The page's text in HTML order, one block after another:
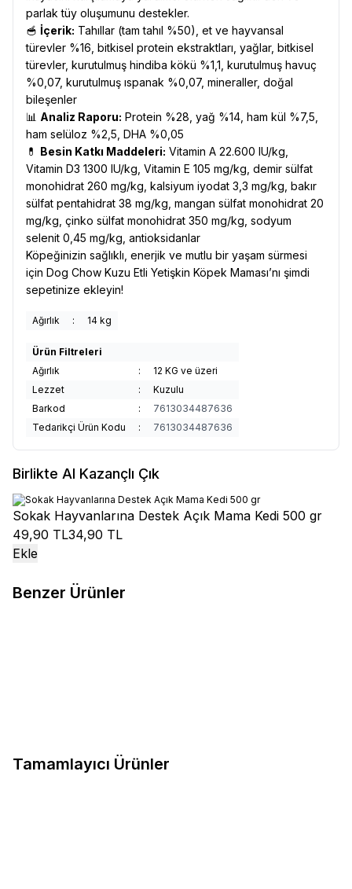
parlak tüy oluşumunu destekler.
🥣 İçerik: Tahıllar (tam tahıl %50), et ve hayvansal
türevler %16, bitkisel protein ekstraktları, yağlar, bitkisel
türevler, kurutulmuş hindiba kökü %1,1, kurutulmuş havuç
%0,07, kurutulmuş ıspanak %0,07, mineraller, doğal
bileşenler
📊 Analiz Raporu: Protein %28, yağ %14, ham kül %7,5,
ham selüloz %2,5, DHA %0,05
💊 Besin Katkı Maddeleri: Vitamin A 22.600 IU/kg,
Vitamin D3 1300 IU/kg, Vitamin E 105 mg/kg, demir sülfat
monohidrat 260 mg/kg, kalsiyum iyodat 3,3 mg/kg, bakır
sülfat pentahidrat 38 mg/kg, mangan sülfat monohidrat 20
mg/kg, çinko sülfat monohidrat 350 mg/kg, sodyum
selenit 0,45 mg/kg, antioksidanlar
Köpeğinizin sağlıklı, enerjik ve mutlu bir yaşam sürmesi
için Dog Chow Kuzu Etli Yetişkin Köpek Maması’nı şimdi
sepetinize ekleyin!
Ağırlık : 14 kg
Ürün Filtreleri
Ağırlık
:
12 KG ve üzeri
Lezzet
:
Kuzulu
Barkod
:
7613034487636
Tedarikçi Ürün Kodu
: 7613034487636
Birlikte Al Kazançlı Çık
Sokak Hayvanlarına Destek Açık Mama Kedi 500 gr
49,90 TL34,90 TL
Ekle
Benzer Ürünler
Tamamlayıcı Ürünler